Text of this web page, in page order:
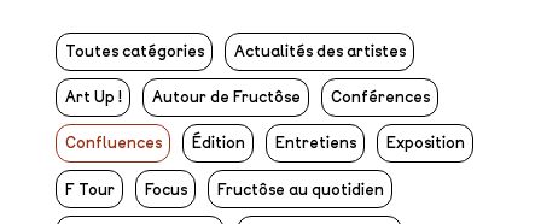
Toutes catégories Actualités des artistes
Art Up ! Autour de Fructôse Conférences
Confluences Édition Entretiens Exposition
F Tour Focus Fructôse au quotidien